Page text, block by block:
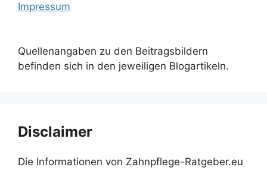
Impressum
Quellenangaben zu den Beitragsbildern
befinden sich in den jeweiligen Blogartikeln.
Disclaimer
Die Informationen von Zahnpflege-Ratgeber.eu